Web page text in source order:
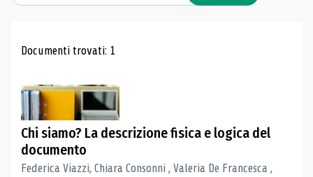
Risultati di ricerca
Documenti trovati: 1
Chi siamo? La descrizione fisica e logica del
documento
Federica Viazzi, Chiara Consonni , Valeria De Francesca ,